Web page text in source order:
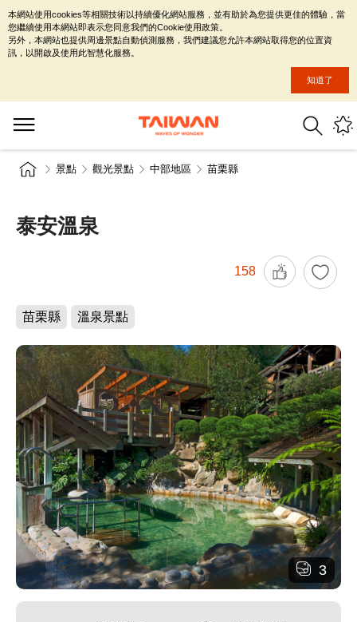
景點 觀光景點 中部地區 苗栗縣
泰安溫泉
158
苗栗縣 溫泉景點
3
本網站使用cookies等相關技術以持續優化網站服務，並有助於為您提供更佳的體驗，當
您繼續使用本網站即表示您同意我們的Cookie使用政策。
另外，本網站也提供周邊景點自動偵測服務，我們建議您允許本網站取得您的位置資
訊，以開啟及使用此智慧化服務。
知道了